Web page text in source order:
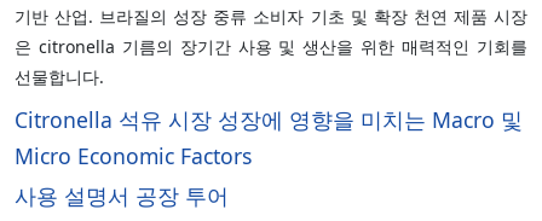
기반 산업. 브라질의 성장 중류 소비자 기초 및 확장 천연 제품 시장
은 citronella 기름의 장기간 사용 및 생산을 위한 매력적인 기회를
선물합니다.
Citronella 석유 시장 성장에 영향을 미치는 Macro 및
Micro Economic Factors
사용 설명서 공장 투어